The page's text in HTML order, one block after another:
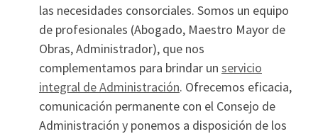
las necesidades consorciales. Somos un equipo
de profesionales (Abogado, Maestro Mayor de
Obras, Administrador), que nos
complementamos para brindar un servicio
integral de Administración. Ofrecemos eficacia,
comunicación permanente con el Consejo de
Administración y ponemos a disposición de los